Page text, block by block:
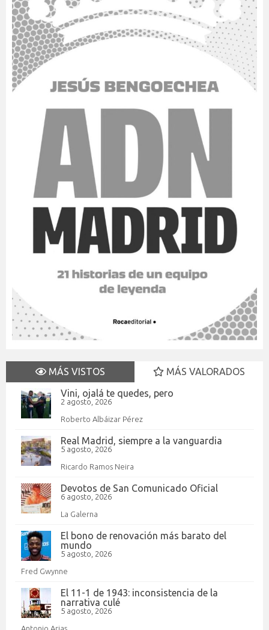
MÁS VISTOS
MÁS VALORADOS
Vini, ojalá te quedes, pero
2 agosto, 2026
Roberto Albáizar Pérez
Real Madrid, siempre a la vanguardia
5 agosto, 2026
Ricardo Ramos Neira
Devotos de San Comunicado Oficial
6 agosto, 2026
La Galerna
El bono de renovación más barato del
mundo
5 agosto, 2026
Fred Gwynne
El 11-1 de 1943: inconsistencia de la
narrativa culé
5 agosto, 2026
Antonio Arias